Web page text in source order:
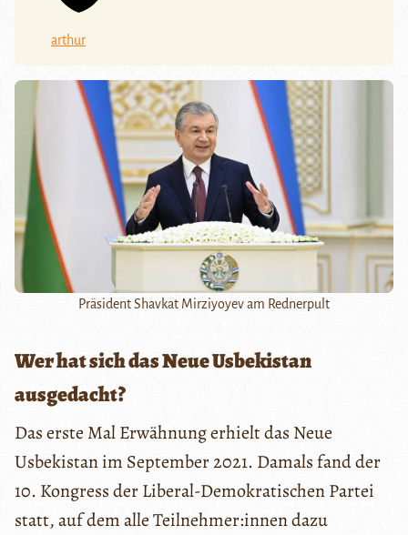
arthur
Präsident Shavkat Mirziyoyev am Rednerpult
Wer hat sich das Neue Usbekistan
ausgedacht?
Das erste Mal Erwähnung erhielt das Neue
Usbekistan im September 2021. Damals fand der
10. Kongress der Liberal-Demokratischen Partei
statt, auf dem alle Teilnehmer:innen dazu